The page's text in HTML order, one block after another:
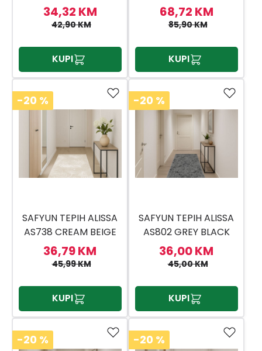
34,32 KM
42,90 KM
KUPI
68,72 KM
85,90 KM
KUPI
-20 %
SAFYUN TEPIH ALISSA
AS738 CREAM BEIGE
80X150
36,79 KM
45,99 KM
KUPI
-20 %
SAFYUN TEPIH ALISSA
AS802 GREY BLACK
80X150
36,00 KM
45,00 KM
KUPI
-20 % -20 %